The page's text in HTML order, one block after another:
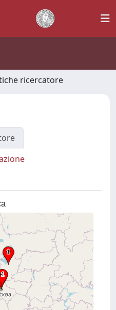
ricercatore